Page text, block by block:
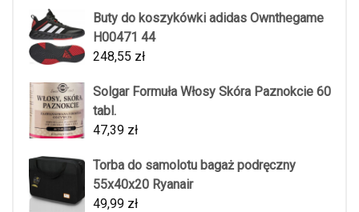
Buty do koszykówki adidas Ownthegame
H00471 44
248,55 zł
Solgar Formuła Włosy Skóra Paznokcie 60
tabl.
47,39 zł
Torba do samolotu bagaż podręczny
55x40x20 Ryanair
49,99 zł